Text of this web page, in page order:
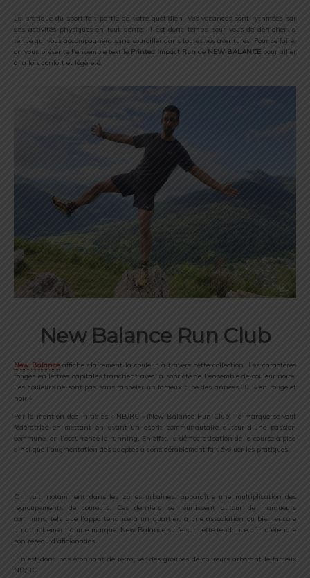
La pratique du sport fait partie de votre quotidien. Vos vacances sont rythmées par
des activités physiques en tout genre. Il est donc temps pour vous de dénicher la
tenue qui vous accompagnera sans sourciller dans toutes vos aventures. Pour ce faire,
on vous présente l’ensemble textile Printed Impact Run de NEW BALANCE pour allier
à la fois confort et légèreté.
New Balance Run Club
New Balance affiche clairement la couleur à travers cette collection. Les caractères
rouges en lettres capitales tranchent avec la sobriété de l’ensemble de couleur noire.
Les couleurs ne sont pas sans rappeler un fameux tube des années 80, « en rouge et
noir ».
Par la mention des initiales « NB/RC » (New Balance Run Club), la marque se veut
fédératrice en mettant en avant un esprit communautaire autour d’une passion
commune, en l’occurrence le running. En effet, la démocratisation de la course à pied
ainsi que l’augmentation des adeptes a considérablement fait évoluer les pratiques.
On voit, notamment dans les zones urbaines, apparaître une multiplication des
regroupements de coureurs. Ces derniers se réunissent autour de marqueurs
communs, tels que l’appartenance à un quartier, à une association ou bien encore
un attachement à une marque. New Balance surfe sur cette tendance afin d’étendre
son réseau d’aficionados.
Il n’est donc pas étonnant de retrouver des groupes de coureurs arborant le fameux
NB/RC.